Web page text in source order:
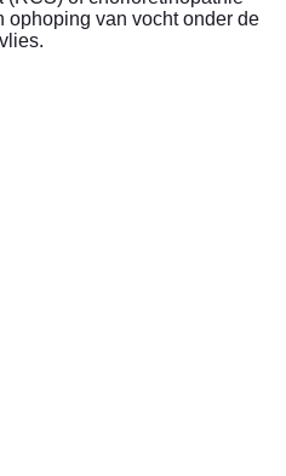
ophoping van vocht onder de